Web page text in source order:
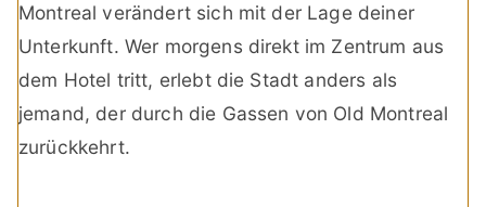
Montreal verändert sich mit der Lage deiner
Unterkunft. Wer morgens direkt im Zentrum aus
dem Hotel tritt, erlebt die Stadt anders als
jemand, der durch die Gassen von Old Montreal
zurückkehrt.